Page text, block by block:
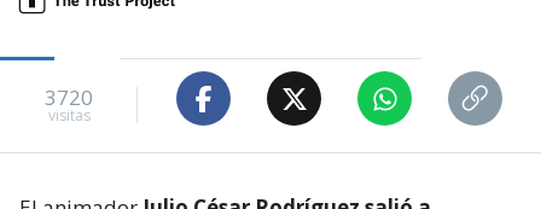
3720
visitas